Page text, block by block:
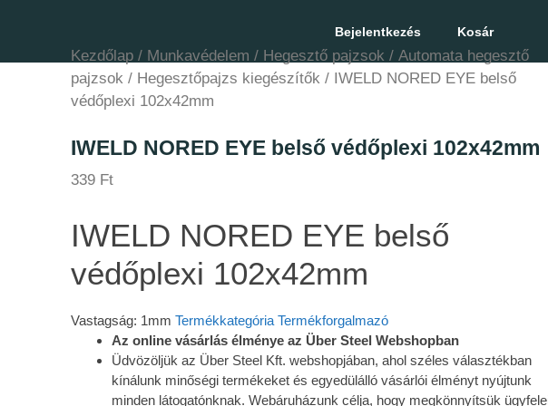
Bejelentkezés Kosár
Kezdőlap / Munkavédelem / Hegesztő pajzsok / Automata hegesztő
pajzsok / Hegesztőpajzs kiegészítők / IWELD NORED EYE belső
védőplexi 102x42mm
IWELD NORED EYE belső védőplexi 102x42mm
339 Ft
IWELD NORED EYE belső
védőplexi 102x42mm
Vastagság: 1mm Termékkategória Termékforgalmazó
Az online vásárlás élménye az Über Steel Webshopban
Üdvözöljük az Über Steel Kft. webshopjában, ahol széles választékban
kínálunk minőségi termékeket és egyedülálló vásárlói élményt nyújtunk
minden látogatónknak. Webáruházunk célja, hogy megkönnyítsük